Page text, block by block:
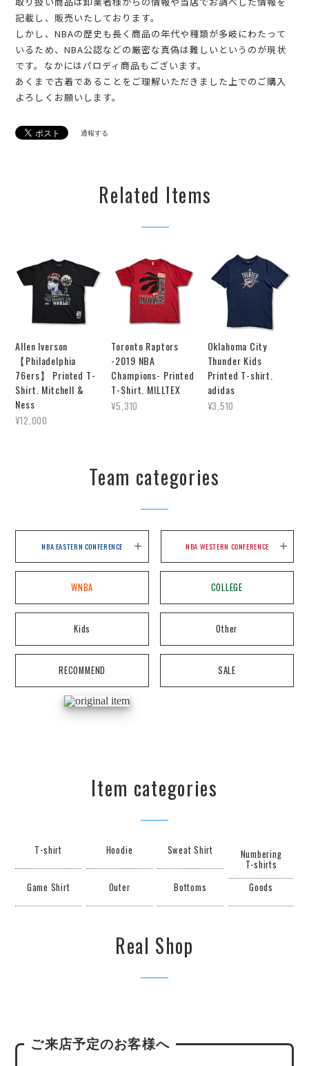
記載し、販売いたしております。
しかし、NBAの歴史も長く商品の年代や種類が多岐にわたって
いるため、NBA公認などの厳密な真偽は難しいというのが現状
です。なかにはパロディ商品もございます。
あくまで古着であることをご理解いただきました上でのご購入
よろしくお願いします。
通報する
Related Items
Allen Iverson
【Philadelphia
76ers】 Printed T-
Shirt. Mitchell &
Ness
¥12,000
Toronto Raptors
-2019 NBA
Champions- Printed
T-Shirt. MILLTEX
¥5,310
Oklahoma City
Thunder Kids
Printed T-shirt.
adidas
¥3,510
Team categories
NBA EASTERN CONFERENCE NBA WESTERN CONFERENCE
WNBA COLLEGE
Kids Other
RECOMMEND SALE
Item categories
T-shirt Hoodie Sweat Shirt Numbering
T-shirts
Game Shirt
Outer Bottoms Goods
Real Shop
ご来店予定のお客様へ